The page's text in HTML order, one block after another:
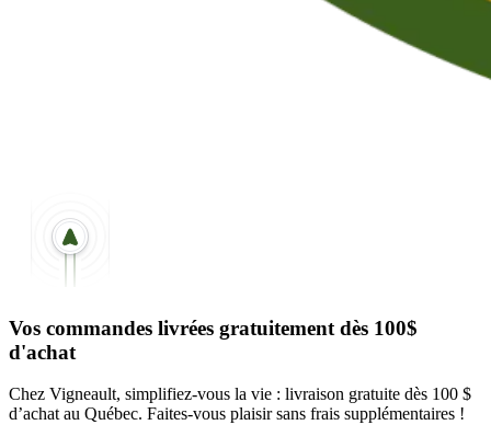
Vos commandes livrées gratuitement dès 100$
d'achat
Chez Vigneault, simplifiez-vous la vie : livraison gratuite dès 100 $
d’achat au Québec. Faites-vous plaisir sans frais supplémentaires !